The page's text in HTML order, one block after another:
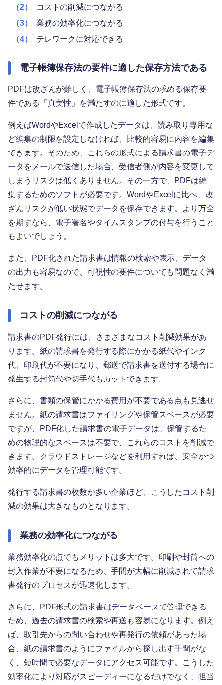
（2）
コストの削減につながる
（3）
業務の効率化につながる
（4）
テレワークに対応できる
電子帳簿保存法の要件に適した保存方法である
PDFは改ざんが難しく、電子帳簿保存法の求める保存要
件である「真実性」を満たすのに適した形式です。
例えばWordやExcelで作成したデータは、読み取り専用な
ど編集の制限を設定しなければ、比較的容易に内容を編集
できます。そのため、これらの形式による請求書の電子デ
ータをメールで送信した場合、受信者側が内容を変更して
しまうリスクは低くありません。その一方で、PDFは編
集するためのソフトが必要です。WordやExcelに比べ、改
ざんリスクが低い状態でデータを保存できます。より万全
を期すなら、電子署名やタイムスタンプの付与を行うこと
もよいでしょう。
また、PDF化された請求書は情報の検索や表示、データ
の出力も容易なので、可視性の要件についても問題なく満
たせます。
コストの削減につながる
請求書のPDF発行には、さまざまなコスト削減効果があ
ります。紙の請求書を発行する際にかかる紙代やインク
代、印刷代が不要になり、郵送で請求書を送付する場合に
発生する封筒代や切手代もカットできます。
さらに、書類の保管にかかる費用が不要である点も見逃せ
ません。紙の請求書はファイリングや保管スペースが必要
ですが、PDF化した請求書の電子データは、保管するた
めの物理的なスペースは不要で、これらのコストを削減で
きます。クラウドストレージなどを利用すれば、安全かつ
効率的にデータを管理可能です。
発行する請求書の枚数が多い企業ほど、こうしたコスト削
減の効果は大きなものとなります。
業務の効率化につながる
業務効率化の点でもメリットは多大です。印刷や封筒への
封入作業が不要になるため、手間が大幅に削減されて請求
書発行のプロセスが迅速化します。
さらに、PDF形式の請求書はデータベースで管理できる
ため、過去の請求書の検索や再送も容易になります。例え
ば、取引先からの問い合わせや再発行の依頼があった場
合、紙の請求書のようにファイルから探し出す手間がな
く、短時間で必要なデータにアクセス可能です。こうした
効率化により対応がスピーディーになるだけでなく、担当